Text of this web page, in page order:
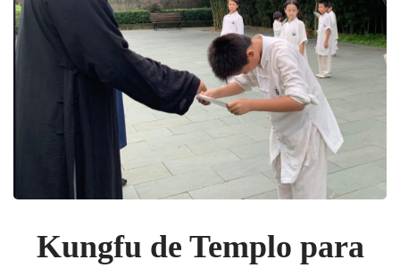
Kungfu de Templo para